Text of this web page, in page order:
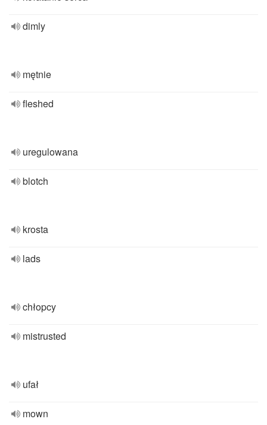
dimly
mętnie
fleshed
uregulowana
blotch
krosta
lads
chłopcy
mistrusted
ufał
mown